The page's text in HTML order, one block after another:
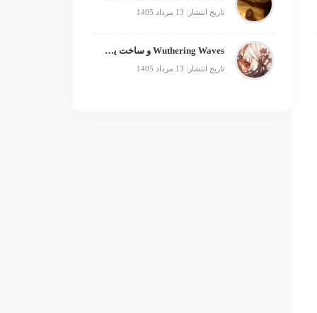
تاریخ انتشار: 13 مرداد 1405
Wuthering Waves و ساخت یک فرنچایز بزرگ؛ از بازی تا انیمه
تاریخ انتشار: 13 مرداد 1405